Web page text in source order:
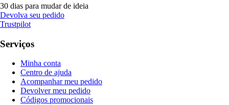
30 dias para mudar de ideia
Devolva seu pedido
Trustpilot
Serviços
Minha conta
Centro de ajuda
Acompanhar meu pedido
Devolver meu pedido
Códigos promocionais